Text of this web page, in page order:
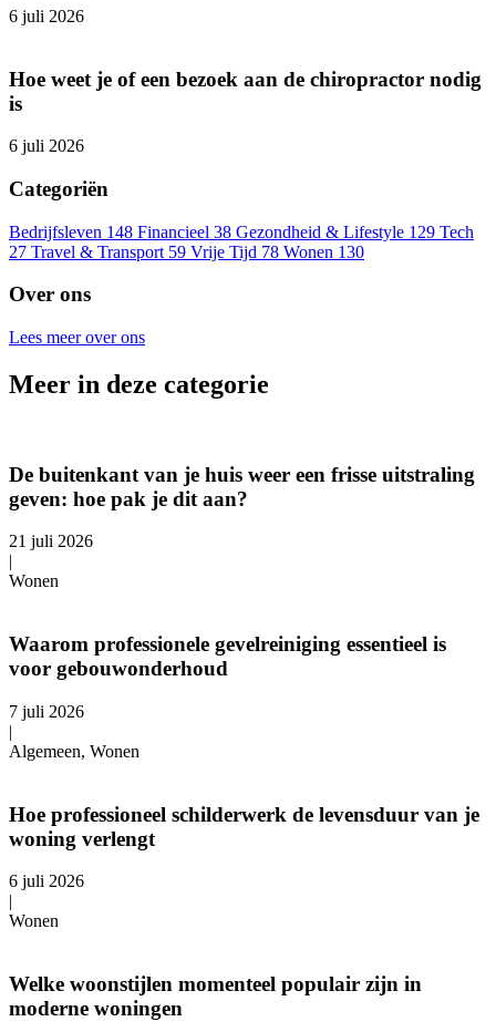
6 juli 2026
Hoe weet je of een bezoek aan de chiropractor nodig
is
6 juli 2026
Categoriën
Bedrijfsleven 148 Financieel 38 Gezondheid & Lifestyle 129 Tech
27 Travel & Transport 59 Vrije Tijd 78 Wonen 130
Over ons
Lees meer over ons
Meer in deze categorie
De buitenkant van je huis weer een frisse uitstraling
geven: hoe pak je dit aan?
21 juli 2026
|
Wonen
Waarom professionele gevelreiniging essentieel is
voor gebouwonderhoud
7 juli 2026
|
Algemeen, Wonen
Hoe professioneel schilderwerk de levensduur van je
woning verlengt
6 juli 2026
|
Wonen
Welke woonstijlen momenteel populair zijn in
moderne woningen